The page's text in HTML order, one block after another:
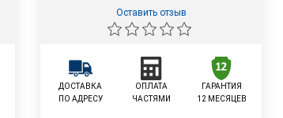
Оставить отзыв
ДОСТАВКА
ПО АДРЕСУ
ОПЛАТА
ЧАСТЯМИ
ГАРАНТИЯ
12 МЕСЯЦЕВ